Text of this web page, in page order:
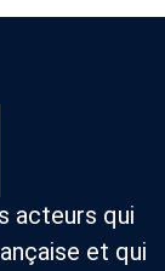
acteurs qui
et qui